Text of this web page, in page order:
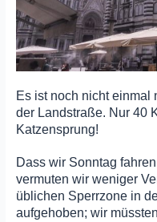
Es ist noch nicht einmal
der Landstraße. Nur 40
Katzensprung!
Dass wir Sonntag
vermuten wir weniger
üblichen Sperrzone in
aufgehoben; wir